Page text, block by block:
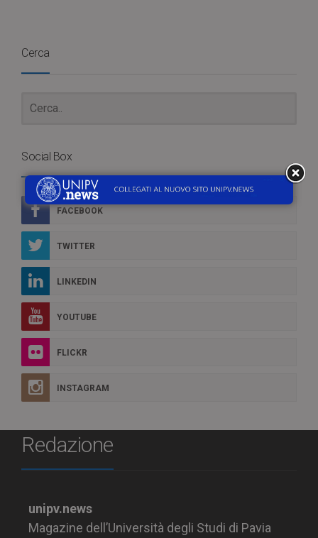
Cerca
Social Box
FACEBOOK
TWITTER
LINKEDIN
YOUTUBE
FLICKR
INSTAGRAM
Redazione
unipv.news
Magazine dell’Università degli Studi di Pavia